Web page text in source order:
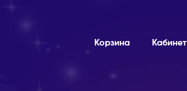
Корзина Кабинет